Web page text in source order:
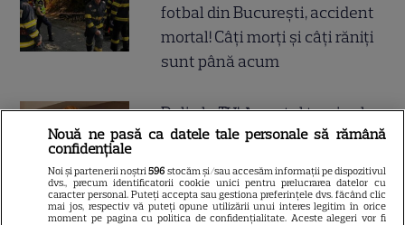
fotbal din București, accident
mortal! Câți morți și câți răniți
sunt până acum
Doliu la TV! Anunțul tragic al
dimineții a venit acum și
frânge inimi! A murit subit
prezentatoarea TV care ani de
zile ne-a adus știri de pe
Nouă ne pasă ca datele tale personale să rămână
confidențiale
Noi și partenerii noștri596 stocăm și/sau accesăm informații pe dispozitivul
dvs., precum identificatorii cookie unici pentru prelucrarea datelor cu
caracter personal. Puteți accepta sau gestiona preferințele dvs. făcând clic
mai jos, respectiv vă puteți opune utilizării unui interes legitim în orice
moment pe pagina cu politica de confidențialitate. Aceste alegeri vor fi